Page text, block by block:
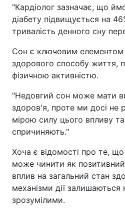
"Кардіолог зазначає, що
діабету підвищується на
тривалість денного сну
Сон є ключовим елементом
здорового способу життя,
фізичною активністю.
"Недовгий сон може мати
здоров'я, проте ми досі не
мірою силу цього впливу
спричиняють."
Хоча є відомості про те,
може чинити як
вплив на загальний стан
механізми дії залишаються
зрозумілими.